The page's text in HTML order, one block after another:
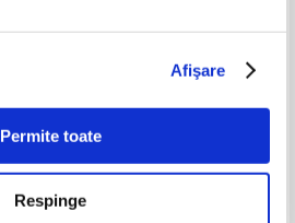
Afişare
Permite toate
Respinge